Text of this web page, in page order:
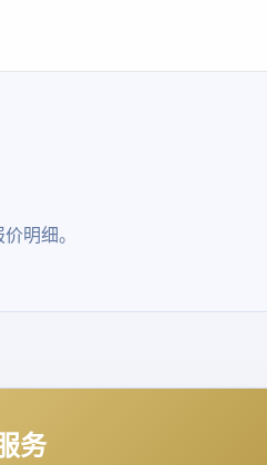
明细。
务